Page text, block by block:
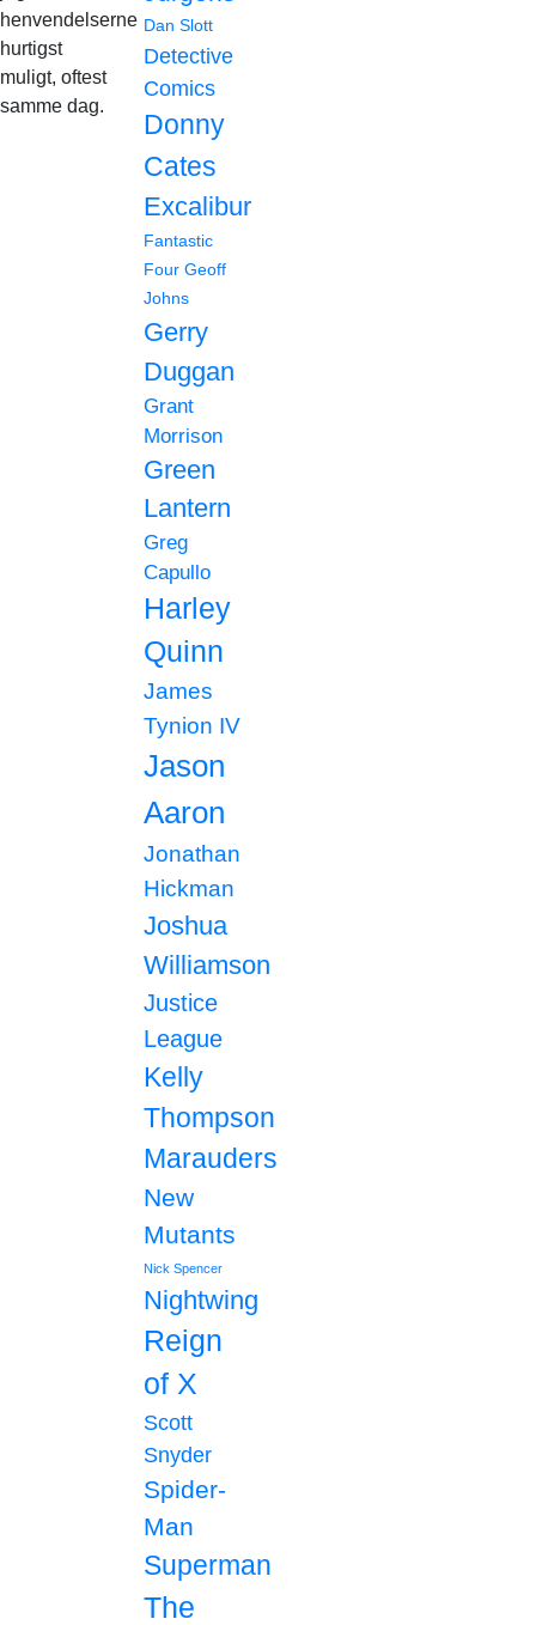
henvendelserne
hurtigst
muligt, oftest
samme dag.
Dan Slott
Detective
Comics
Donny
Cates
Excalibur
Fantastic
Four Geoff
Johns
Gerry
Duggan
Grant
Morrison
Green
Lantern
Greg
Capullo
Harley
Quinn
James
Tynion IV
Jason
Aaron
Jonathan
Hickman
Joshua
Williamson
Justice
League
Kelly
Thompson
Marauders
New
Mutants
Nick Spencer
Nightwing
Reign
of X
Scott
Snyder
Spider-
Man
Superman
The